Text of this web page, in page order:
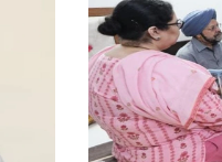
के
मुंह
पर
तमाचा:
CM
Bhagwant
Mann